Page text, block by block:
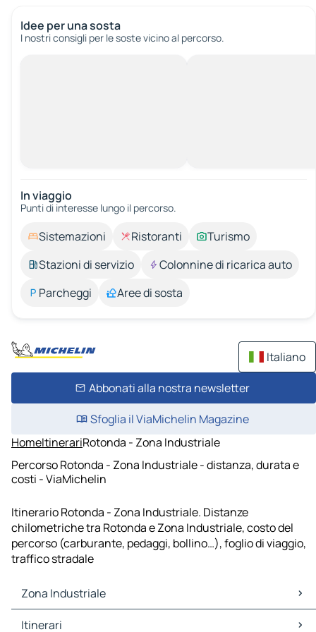
Idee per una sosta
I nostri consigli per le soste vicino al percorso.
In viaggio
Punti di interesse lungo il percorso.
Sistemazioni Ristoranti
Turismo
Stazioni di servizio
Colonnine di ricarica auto
Parcheggi
Aree di sosta
Italiano
Abbonati alla nostra newsletter
Sfoglia il ViaMichelin Magazine
HomeItinerariRotonda - Zona Industriale
Percorso Rotonda - Zona Industriale - distanza, durata e
costi - ViaMichelin
Itinerario Rotonda - Zona Industriale. Distanze
chilometriche tra Rotonda e Zona Industriale, costo del
percorso (carburante, pedaggi, bollino…), foglio di viaggio,
traffico stradale
Zona Industriale
Zona Industriale Mappe Piantine
Itinerari